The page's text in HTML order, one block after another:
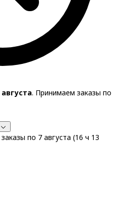
. Принимаем заказы по
по 7 августа (16 ч 13